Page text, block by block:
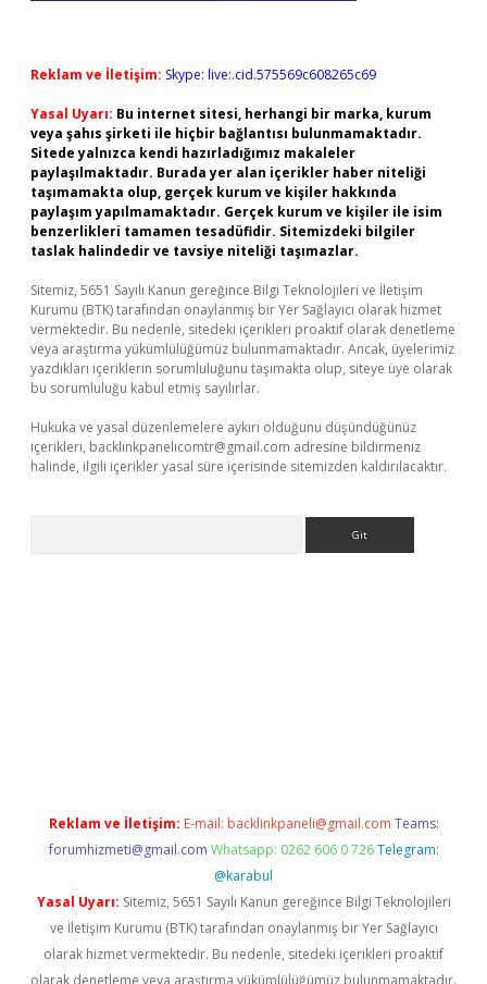
Reklam ve İletişim: Skype: live:.cid.575569c608265c69
Yasal Uyarı: Bu internet sitesi, herhangi bir marka, kurum
veya şahıs şirketi ile hiçbir bağlantısı bulunmamaktadır.
Sitede yalnızca kendi hazırladığımız makaleler
paylaşılmaktadır. Burada yer alan içerikler haber niteliği
taşımamakta olup, gerçek kurum ve kişiler hakkında
paylaşım yapılmamaktadır. Gerçek kurum ve kişiler ile isim
benzerlikleri tamamen tesadüfidir. Sitemizdeki bilgiler
taslak halindedir ve tavsiye niteliği taşımazlar.
Sitemiz, 5651 Sayılı Kanun gereğince Bilgi Teknolojileri ve İletişim
Kurumu (BTK) tarafından onaylanmış bir Yer Sağlayıcı olarak hizmet
vermektedir. Bu nedenle, sitedeki içerikleri proaktif olarak denetleme
veya araştırma yükümlülüğümüz bulunmamaktadır. Ancak, üyelerimiz
yazdıkları içeriklerin sorumluluğunu taşımakta olup, siteye üye olarak
bu sorumluluğu kabul etmiş sayılırlar.
Hukuka ve yasal düzenlemelere aykırı olduğunu düşündüğünüz
içerikleri, backlinkpanelicomtr@gmail.com adresine bildirmeniz
halinde, ilgili içerikler yasal süre içerisinde sitemizden kaldırılacaktır.
Reklam ve İletişim: E-mail: backlinkpaneli@gmail.com Teams:
forumhizmeti@gmail.com Whatsapp: 0262 606 0 726 Telegram:
@karabul
Yasal Uyarı: Sitemiz, 5651 Sayılı Kanun gereğince Bilgi Teknolojileri
ve İletişim Kurumu (BTK) tarafından onaylanmış bir Yer Sağlayıcı
olarak hizmet vermektedir. Bu nedenle, sitedeki içerikleri proaktif
olarak denetleme veya araştırma yükümlülüğümüz bulunmamaktadır.